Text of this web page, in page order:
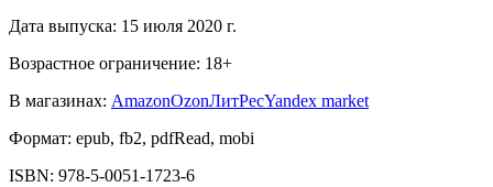
Дата выпуска: 15 июля 2020 г.
Возрастное ограничение: 18+
В магазинах: AmazonOzonЛитРесYandex market
Формат: epub, fb2, pdfRead, mobi
ISBN: 978-5-0051-1723-6